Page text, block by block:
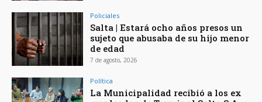
Policiales
Salta | Estará ocho años presos un
sujeto que abusaba de su hijo menor
de edad
7 de agosto, 2026
Política
La Municipalidad recibió a los ex